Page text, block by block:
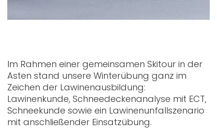
Im Rahmen einer gemeinsamen Skitour in der
Asten stand unsere Winterübung ganz im
Zeichen der Lawinenausbildung:
Lawinenkunde, Schneedeckenanalyse mit ECT,
Schneekunde sowie ein Lawinenunfallszenario
mit anschließender Einsatzübung.